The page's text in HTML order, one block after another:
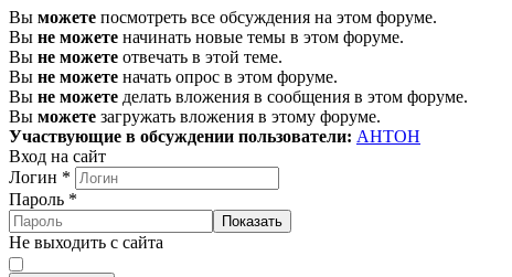
Вы можете посмотреть все обсуждения на этом форуме.
Вы не можете начинать новые темы в этом форуме.
Вы не можете отвечать в этой теме.
Вы не можете начать опрос в этом форуме.
Вы не можете делать вложения в сообщения в этом форуме.
Вы можете загружать вложения в этому форуме.
Участвующие в обсуждении пользователи: AHTOH
Вход на сайт
Логин *
Пароль *
Показать
Не выходить с сайта